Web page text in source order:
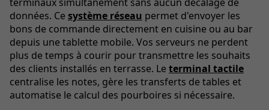
données. Ce système réseau permet d'envoyer les
bons de commande directement en cuisine ou au bar
depuis une tablette mobile. Vos serveurs ne perdent
plus de temps à courir pour transmettre les souhaits
des clients installés en terrasse. Le terminal tactile
centralise les notes, gère les transferts de tables et
automatise le calcul des pourboires si nécessaire.